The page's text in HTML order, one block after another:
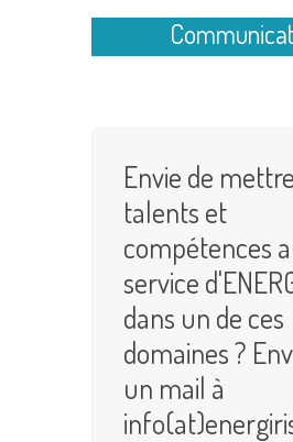
Envie de
talents et
compétences
service
dans un de ces
domaines ?
un mail à